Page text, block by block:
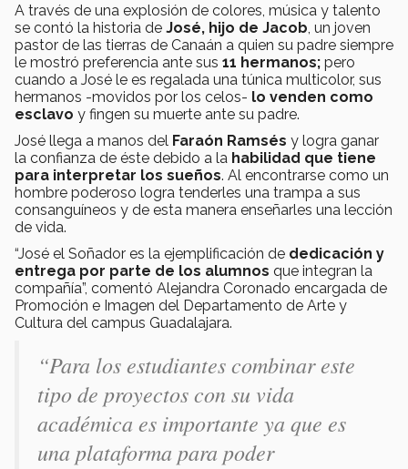
A través de una explosión de colores, música y talento
se contó la historia de José, hijo de Jacob , un joven
pastor de las tierras de Canaán a quien su padre siempre
le mostró preferencia ante sus 11 hermanos; pero
cuando a José le es regalada una túnica multicolor, sus
hermanos -movidos por los celos- lo venden como
esclavo y fingen su muerte ante su padre.
José llega a manos del Faraón Ramsés y logra ganar
la confianza de éste debido a la habilidad que tiene
para interpretar los sueños. Al encontrarse como un
hombre poderoso logra tenderles una trampa a sus
consanguíneos y de esta manera enseñarles una lección
de vida.
“José el Soñador es la ejemplificación de dedicación y
entrega por parte de los alumnos que integran la
compañía”, comentó Alejandra Coronado encargada de
Promoción e Imagen del Departamento de Arte y
Cultura del campus Guadalajara.
“Para los estudiantes combinar este
tipo de proyectos con su vida
académica es importante ya que es
una plataforma para poder